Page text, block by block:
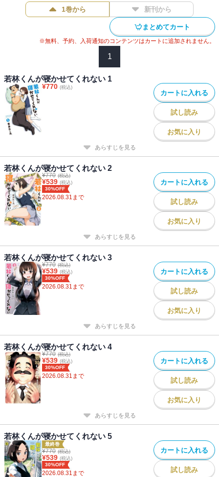
1巻から 新刊から
まとめてカート
※無料、予約、入荷通知のコンテンツはカートに追加されません。
1
若林くんが寝かせてくれない 1
¥770 (税込)
カートに入れる
試し読み
お気に入り
あらすじを見る
若林くんが寝かせてくれない 2
¥770 (税込)
¥539 (税込)
30%OFF
2026.08.31 まで
カートに入れる
試し読み
お気に入り
あらすじを見る
若林くんが寝かせてくれない 3
¥770 (税込)
¥539 (税込)
30%OFF
2026.08.31 まで
カートに入れる
試し読み
お気に入り
あらすじを見る
若林くんが寝かせてくれない 4
¥770 (税込)
¥539 (税込)
30%OFF
2026.08.31 まで
カートに入れる
試し読み
お気に入り
あらすじを見る
若林くんが寝かせてくれない 5
最終巻
¥770 (税込)
¥539 (税込)
30%OFF
2026.08.31 まで
カートに入れる
試し読み